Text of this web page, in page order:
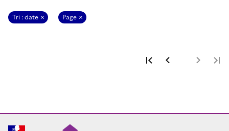
Tri : date Page
Première page
Page